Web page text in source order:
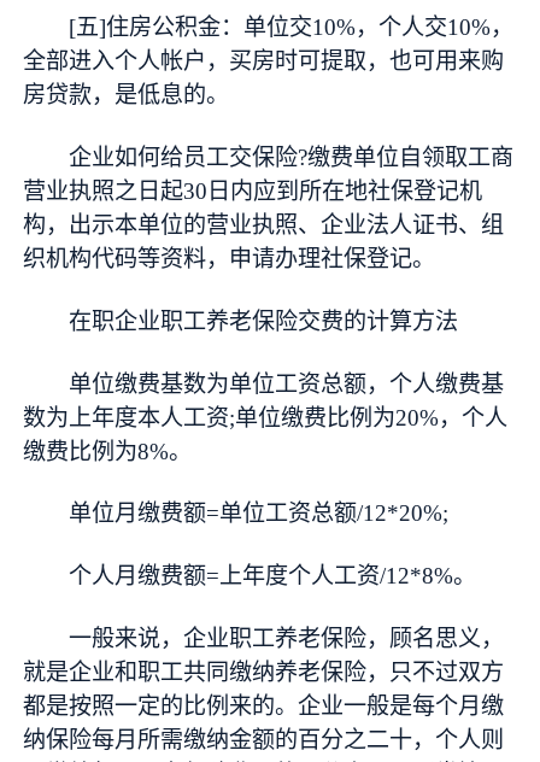
[五]住房公积金：单位交10%，个人交10%，
全部进入个人帐户，买房时可提取，也可用来购
房贷款，是低息的。
企业如何给员工交保险?缴费单位自领取工商
营业执照之日起30日内应到所在地社保登记机
构，出示本单位的营业执照、企业法人证书、组
织机构代码等资料，申请办理社保登记。
在职企业职工养老保险交费的计算方法
单位缴费基数为单位工资总额，个人缴费基
数为上年度本人工资;单位缴费比例为20%，个人
缴费比例为8%。
单位月缴费额=单位工资总额/12*20%;
个人月缴费额=上年度个人工资/12*8%。
一般来说，企业职工养老保险，顾名思义，
就是企业和职工共同缴纳养老保险，只不过双方
都是按照一定的比例来的。企业一般是每个月缴
纳保险每月所需缴纳金额的百分之二十，个人则